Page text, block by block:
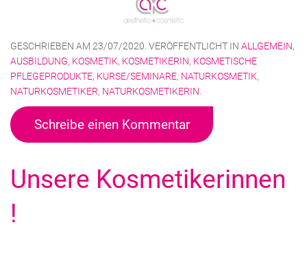
GESCHRIEBEN AM 23/07/2020 . VERÖFFENTLICHT IN ALLGEMEIN,
AUSBILDUNG, KOSMETIK, KOSMETIKERIN, KOSMETISCHE
PFLEGEPRODUKTE, KURSE/SEMINARE, NATURKOSMETIK,
NATURKOSMETIKER, NATURKOSMETIKERIN
Schreibe einen Kommentar
Unsere Kosmetikerinnen
!